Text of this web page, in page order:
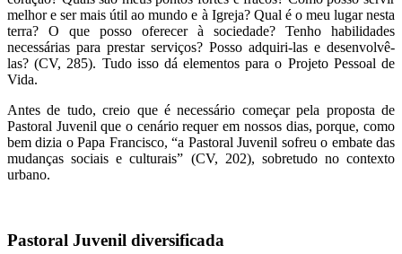
melhor e ser mais útil ao mundo e à Igreja? Qual é o meu lugar nesta
terra? O que posso oferecer à sociedade? Tenho habilidades
necessárias para prestar serviços? Posso adquiri-las e desenvolvê-
las? (CV, 285). Tudo isso dá elementos para o Projeto Pessoal de
Vida.
Antes de tudo, creio que é necessário começar pela proposta de
Pastoral Juvenil que o cenário requer em nossos dias, porque, como
bem dizia o Papa Francisco, “a Pastoral Juvenil sofreu o embate das
mudanças sociais e culturais” (CV, 202), sobretudo no contexto
urbano.
Pastoral Juvenil diversificada